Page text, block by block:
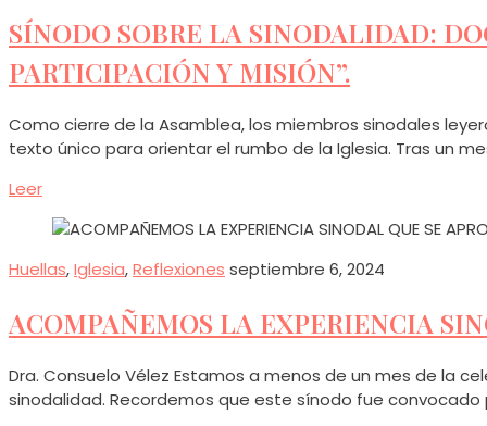
SÍNODO SOBRE LA SINODALIDAD:
PARTICIPACIÓN Y MISIÓN”.
Como cierre de la Asamblea, los miembros sinodales
texto único para orientar el rumbo de la Iglesia. Tras un
Leer
Huellas,Iglesia,Reflexiones septiembre 6, 2024
ACOMPAÑEMOS LA EXPERIENCIA
Dra. Consuelo Vélez Estamos a menos de un mes de la
sinodalidad. Recordemos que este sínodo fue convocado